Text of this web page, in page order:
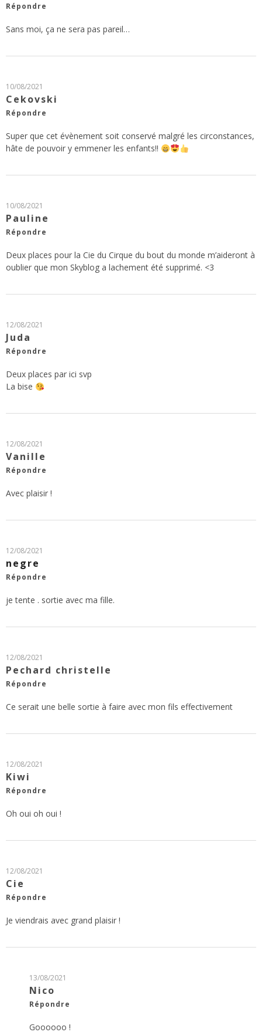
Répondre
Sans moi, ça ne sera pas pareil…
10/08/2021
Cekovski
Répondre
Super que cet évènement soit conservé malgré les circonstances,
hâte de pouvoir y emmener les enfants!!
10/08/2021
Pauline
Répondre
Deux places pour la Cie du Cirque du bout du monde m’aideront à
oublier que mon Skyblog a lachement été supprimé. <3
12/08/2021
Juda
Répondre
Deux places par ici svp
La bise
12/08/2021
Vanille
Répondre
Avec plaisir !
12/08/2021
negre
Répondre
je tente . sortie avec ma fille.
12/08/2021
Pechard christelle
Répondre
Ce serait une belle sortie à faire avec mon fils effectivement
12/08/2021
Kiwi
Répondre
Oh oui oh oui !
12/08/2021
Cie
Répondre
Je viendrais avec grand plaisir !
13/08/2021
Nico
Répondre
Goooooo !